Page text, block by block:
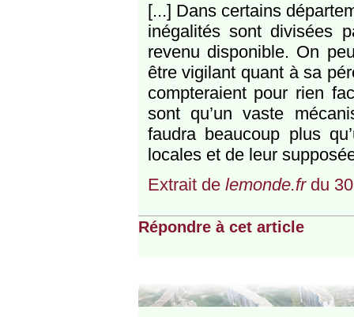
[...] Dans certains
inégalités sont divisées
revenu disponible. On
être vigilant quant à sa
compteraient pour rien
sont qu’un vaste
faudra beaucoup plus
locales et de leur
Extrait de lemonde.frdu
Répondre à cet article